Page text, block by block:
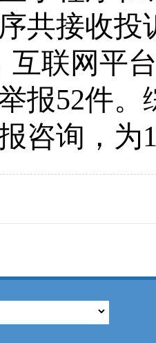
共接收投
互联网平
报52件。
咨询，为